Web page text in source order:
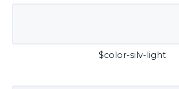
$color-silv-light